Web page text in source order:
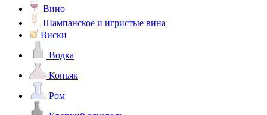
Вино
Шампанское и игристые вина
Виски
Водка
Коньяк
Ром